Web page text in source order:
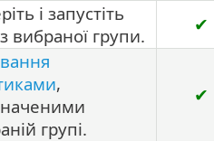
і запустіть
вибраної групи.
✔
,
групі.
✔